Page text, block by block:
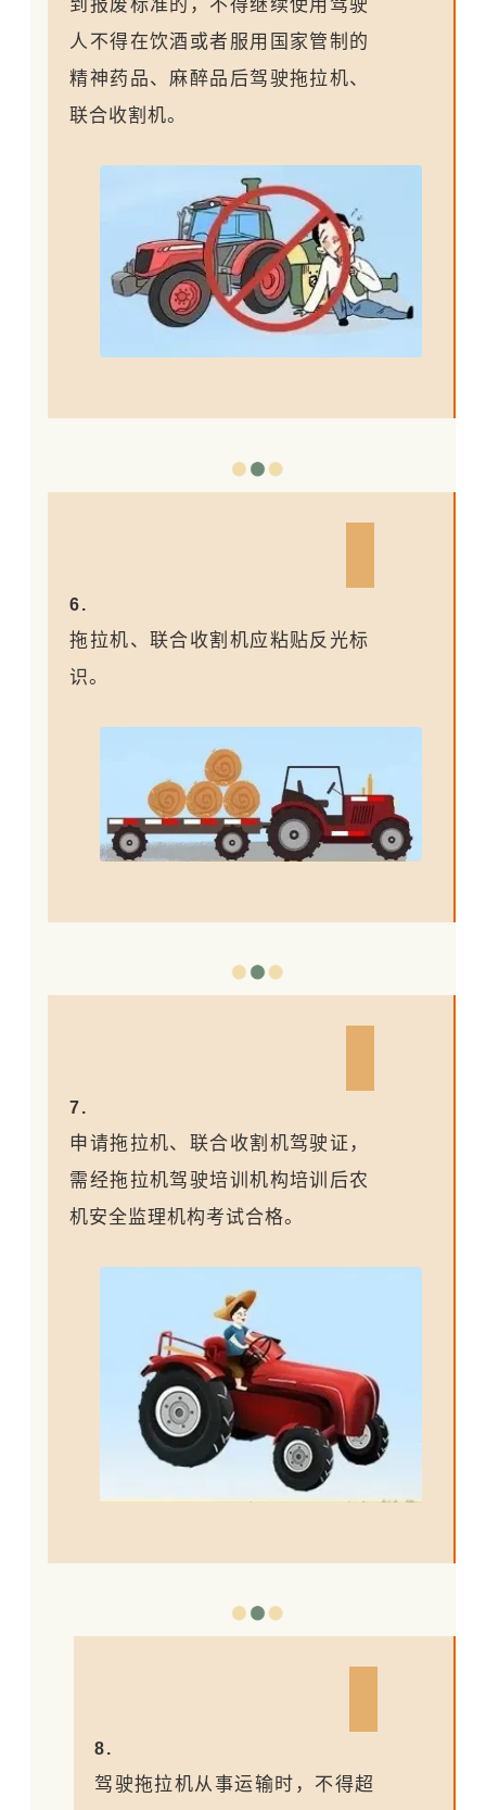
到报废标准的，不得继续使用驾驶
人不得在饮酒或者服用国家管制的
精神药品、麻醉品后驾驶拖拉机、
联合收割机。
6.
拖拉机、联合收割机应粘贴反光标
识。
7.
申请拖拉机、联合收割机驾驶证，
需经拖拉机驾驶培训机构培训后农
机安全监理机构考试合格。
8.
驾驶拖拉机从事运输时，不得超